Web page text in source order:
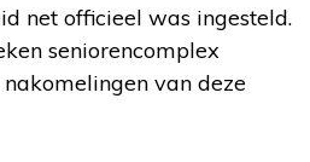
net officieel was ingesteld.
seniorencomplex
van deze